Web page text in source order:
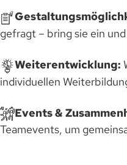
gefragt – bring sie ein
Weiterentwicklung:
individuellen
Events &
Teamevents, um